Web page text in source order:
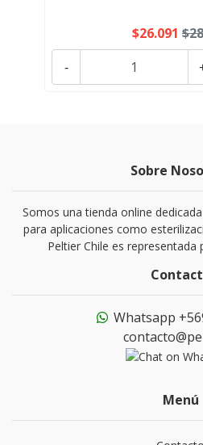
$26.091
-
Sobre
Somos una tienda online
para aplicaciones como
Peltier Chile es
Whatsapp
Menú